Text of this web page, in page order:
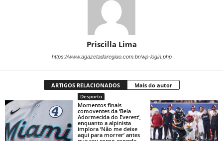
Priscilla Lima
https://www.agazetadaregiao.com.br/wp-login.php
ARTIGOS RELACIONADOS Mais do autor
Desporto
Momentos finais
comoventes da ‘Bela
Adormecida do Everest’,
enquanto a alpinista
implora ‘Não me deixe
aqui para morrer’ antes